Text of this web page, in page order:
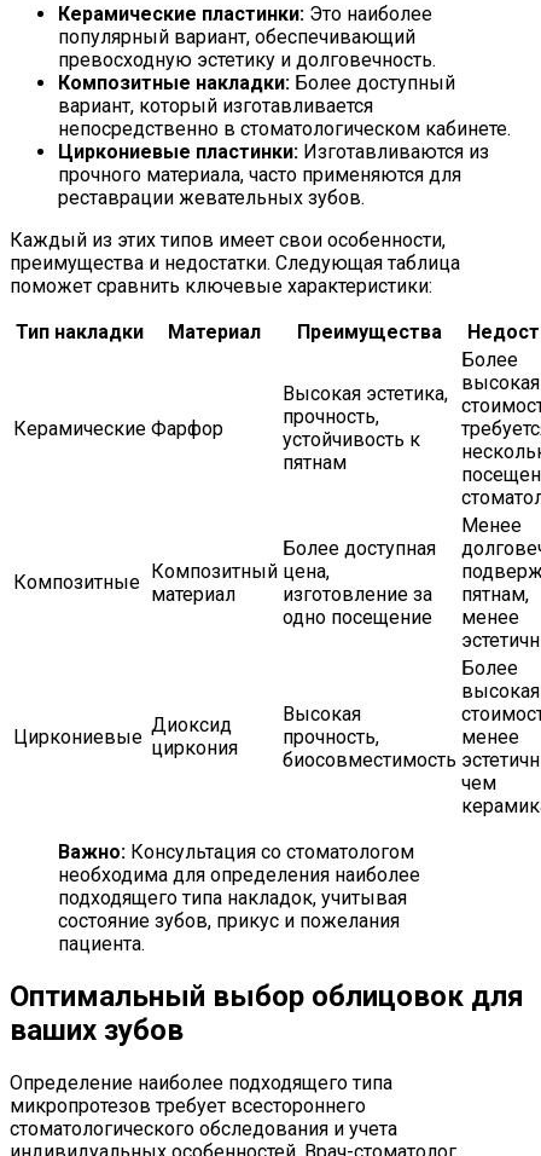
Керамические пластинки: Это наиболее
популярный вариант, обеспечивающий
превосходную эстетику и долговечность.
Композитные накладки: Более доступный
вариант, который изготавливается
непосредственно в стоматологическом кабинете.
Циркониевые пластинки: Изготавливаются из
прочного материала, часто применяются для
реставрации жевательных зубов.
Каждый из этих типов имеет свои особенности,
преимущества и недостатки. Следующая таблица
поможет сравнить ключевые характеристики:
Тип накладки
Материал Преимущества
Керамические Фарфор
Высокая эстетика,
прочность,
устойчивость к
пятнам
Более
высокая
Композитные Композитный
материал
Более доступная
цена,
изготовление за
одно посещение
Менее
пятнам,
менее
Циркониевые
Диоксид
циркония
Высокая
прочность,
биосовместимость
Более
высокая
менее
чем
Важно: Консультация со стоматологом
необходима для определения наиболее
подходящего типа накладок, учитывая
состояние зубов, прикус и пожелания
пациента.
Оптимальный выбор облицовок для
ваших зубов
Определение наиболее подходящего типа
микропротезов требует всестороннего
стоматологического обследования и учета
индивидуальных особенностей. Врач-стоматолог